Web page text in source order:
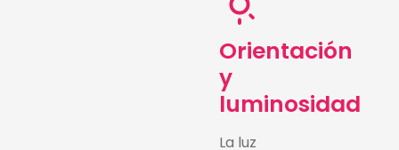
Orientación
y
luminosidad
La luz